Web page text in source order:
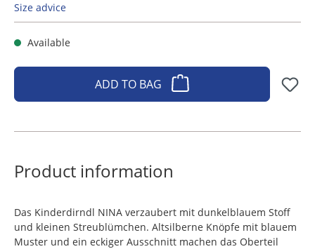
Size advice
Available
ADD TO BAG
Product information
Das Kinderdirndl NINA verzaubert mit dunkelblauem Stoff
und kleinen Streublümchen. Altsilberne Knöpfe mit blauem
Muster und ein eckiger Ausschnitt machen das Oberteil